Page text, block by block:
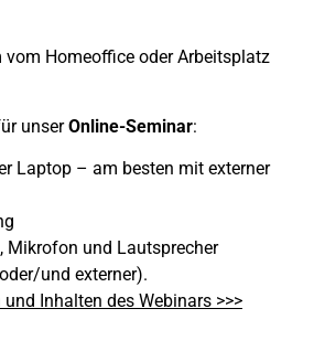
vom Homeoffice oder Arbeitsplatz
unserOnline-Seminar:
Laptop – am besten mit externer
Mikrofon und Lautsprecher
und externer).
und Inhalten des Webinars >>>